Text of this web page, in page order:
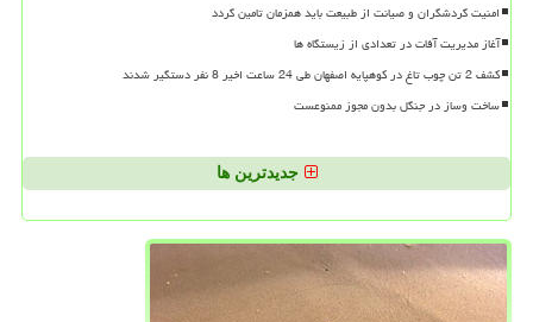
امنیت گردشگران و صیانت از طبیعت باید همزمان تامین گردد
آغاز مدیریت آفات در تعدادی از زیستگاه ها
کشف 2 تن چوب تاغ در کوهپایه اصفهان طی 24 ساعت اخیر 8 نفر دستگیر شدند
ساخت وساز در جنگل بدون مجوز ممنوعست
جدیدترین ها